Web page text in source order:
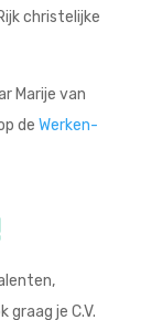
christelijke
Marije van
de Werken-
graag je C.V.